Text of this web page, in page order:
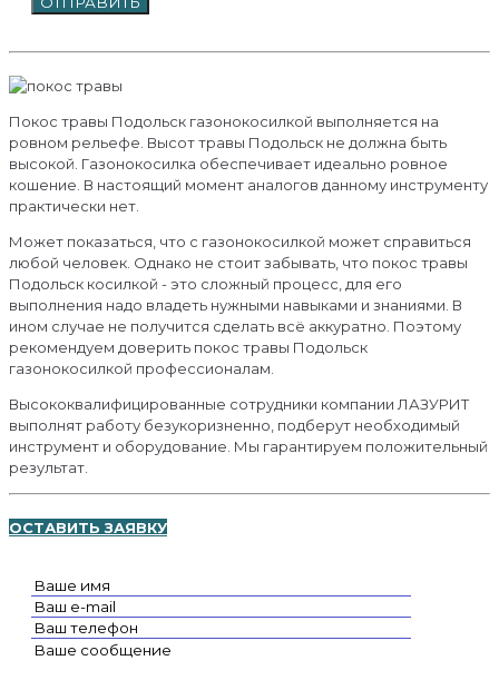
Покос травы Подольск газонокосилкой выполняется на
ровном рельефе. Высот травы Подольск не должна быть
высокой. Газонокосилка обеспечивает идеально ровное
кошение. В настоящий момент аналогов данному инструменту
практически нет.
Может показаться, что с газонокосилкой может справиться
любой человек. Однако не стоит забывать, что покос травы
Подольск косилкой - это сложный процесс, для его
выполнения надо владеть нужными навыками и знаниями. В
ином случае не получится сделать всё аккуратно. Поэтому
рекомендуем доверить покос травы Подольск
газонокосилкой профессионалам.
Высококвалифицированные сотрудники компании ЛАЗУРИТ
выполнят работу безукоризненно, подберут необходимый
инструмент и оборудование. Мы гарантируем положительный
результат.
ОСТАВИТЬ ЗАЯВКУ